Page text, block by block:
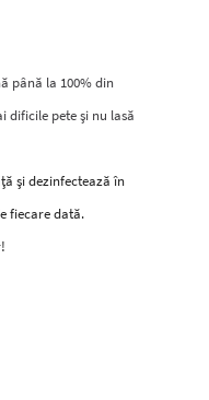
până la 100% din
dificile pete și nu lasă
și dezinfectează în
fiecare dată.